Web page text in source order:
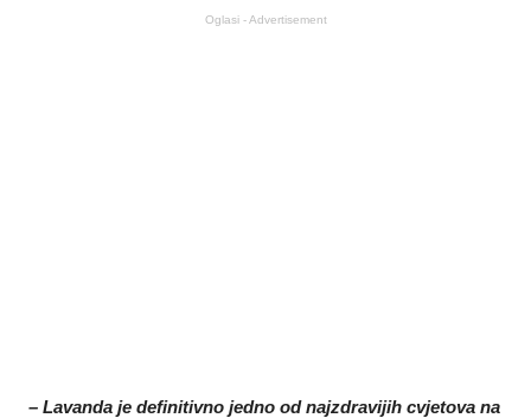
Oglasi - Advertisement
– Lavanda je definitivno jedno od najzdravijih cvjetova na